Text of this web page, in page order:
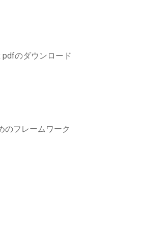
のダウンロード
のフレームワーク